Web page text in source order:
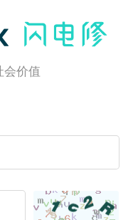
会价值